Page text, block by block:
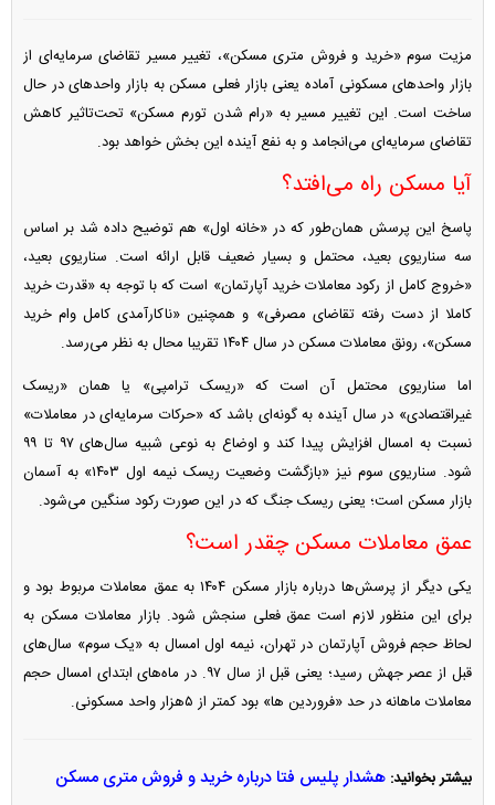
مزیت سوم «خرید و فروش متری مسکن»، تغییر مسیر تقاضای سرمایه‌ای از
بازار واحد‌های مسکونی آماده یعنی بازار فعلی مسکن به بازار واحد‌های در حال
ساخت است. این تغییر مسیر به «رام شدن تورم مسکن» تحت‌تاثیر کاهش
تقاضای سرمایه‌ای می‌انجامد و به نفع آینده این بخش خواهد بود.
آیا مسکن راه می‌افتد؟
پاسخ این پرسش همان‌طور که در «خانه اول» هم توضیح داده شد بر اساس
سه سناریوی بعید، محتمل و بسیار ضعیف قابل ارائه است. سناریوی بعید،
«خروج کامل از رکود معاملات خرید آپارتمان» است که با توجه به «قدرت خرید
کاملا از دست رفته تقاضای مصرفی» و همچنین «ناکارآمدی کامل وام خرید
مسکن»، رونق معاملات مسکن در سال ۱۴۰۴ تقریبا محال به نظر می‌رسد.
اما سناریوی محتمل آن است که «ریسک ترامپی» یا همان «ریسک
غیراقتصادی» در سال آینده به گونه‌ای باشد که «حرکات سرمایه‌ای در معاملات»
نسبت به امسال افزایش پیدا کند و اوضاع به نوعی شبیه سال‌های ۹۷ تا ۹۹
شود. سناریوی سوم نیز «بازگشت وضعیت ریسک نیمه اول ۱۴۰۳» به آسمان
بازار مسکن است؛ یعنی ریسک جنگ که در این صورت رکود سنگین می‌شود.
عمق معاملات مسکن چقدر است؟
یکی دیگر از پرسش‌ها درباره بازار مسکن ۱۴۰۴ به عمق معاملات مربوط بود و
برای این منظور لازم است عمق فعلی سنجش شود. بازار معاملات مسکن به
لحاظ حجم فروش آپارتمان در تهران، نیمه اول امسال به «یک سوم» سال‌های
قبل از عصر جهش رسید؛ یعنی قبل از سال ۹۷. در ماه‌های ابتدای امسال حجم
معاملات ماهانه در حد «فروردین ها» بود کمتر از ۵‌هزار واحد مسکونی.
بیشتر بخوانید: هشدار پلیس فتا درباره خرید و فروش متری مسکن